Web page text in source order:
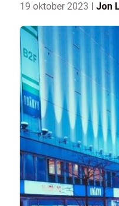
19 oktober 2023 Jon